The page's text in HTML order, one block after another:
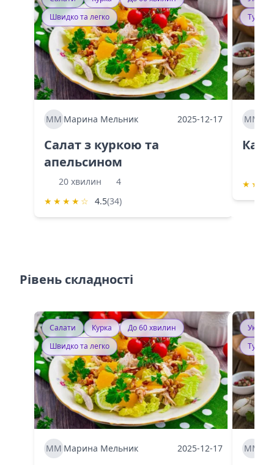
Швидко та легко
ММ Марина Мельник 2025-12-17
Салат з куркою та
апельсином
20 хвилин
4
★ ★ ★ ★ ☆ 4.5(34)
ММ
★ ★
Рівень складності
Салати Курка
До 60 хвилин
Швидко та легко
ММ Марина Мельник 2025-12-17 ММ